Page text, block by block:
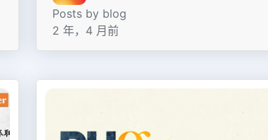
Posts by blog
2 年，4 月前